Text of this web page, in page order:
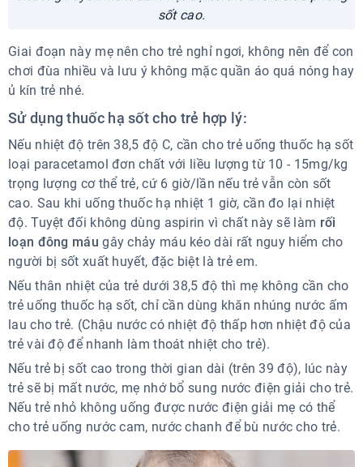
sốt cao.
Giai đoạn này mẹ nên cho trẻ nghỉ ngơi, không nên để con
chơi đùa nhiều và lưu ý không mặc quần áo quá nóng hay
ủ kín trẻ nhé.
Sử dụng thuốc hạ sốt cho trẻ hợp lý:
Nếu nhiệt độ trên 38,5 độ C, cần cho trẻ uống thuốc hạ sốt
loại paracetamol đơn chất với liều lượng từ 10 - 15mg/kg
trọng lượng cơ thể trẻ, cứ 6 giờ/lần nếu trẻ vẫn còn sốt
cao. Sau khi uống thuốc hạ nhiệt 1 giờ, cần đo lại nhiệt
độ. Tuyệt đối không dùng aspirin vì chất này sẽ làm rối
loạn đông máu gây chảy máu kéo dài rất nguy hiểm cho
người bị sốt xuất huyết, đặc biệt là trẻ em.
Nếu thân nhiệt của trẻ dưới 38,5 độ thì mẹ không cần cho
trẻ uống thuốc hạ sốt, chỉ cần dùng khăn nhúng nước ấm
lau cho trẻ. (Chậu nước có nhiệt độ thấp hơn nhiệt độ của
trẻ vài độ để nhanh làm thoát nhiệt cho trẻ).
Nếu trẻ bị sốt cao trong thời gian dài (trên 39 độ), lúc này
trẻ sẽ bị mất nước, mẹ nhớ bổ sung nước điện giải cho trẻ.
Nếu trẻ nhỏ không uống được nước điện giải mẹ có thể
cho trẻ uống nước cam, nước chanh để bù nước cho trẻ.